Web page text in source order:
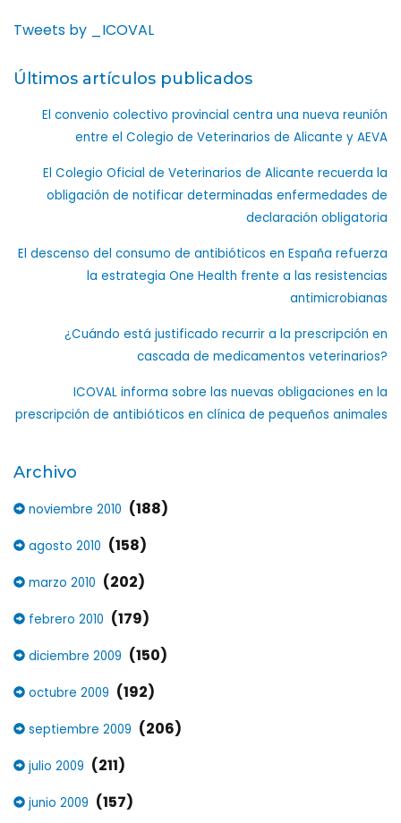
Tweets by _ICOVAL
Últimos artículos publicados
El convenio colectivo provincial centra una nueva reunión
entre el Colegio de Veterinarios de Alicante y AEVA
El Colegio Oficial de Veterinarios de Alicante recuerda la
obligación de notificar determinadas enfermedades de
declaración obligatoria
El descenso del consumo de antibióticos en España refuerza
la estrategia One Health frente a las resistencias
antimicrobianas
¿Cuándo está justificado recurrir a la prescripción en
cascada de medicamentos veterinarios?
ICOVAL informa sobre las nuevas obligaciones en la
prescripción de antibióticos en clínica de pequeños animales
Archivo
noviembre 2010 (188)
agosto 2010 (158)
marzo 2010 (202)
febrero 2010 (179)
diciembre 2009 (150)
octubre 2009 (192)
septiembre 2009 (206)
julio 2009 (211)
junio 2009 (157)